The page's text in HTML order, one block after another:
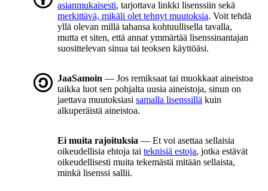
asianmukaisesti, tarjottava linkki lisenssiin sekä
merkittävä, mikäli olet tehnyt muutoksia. Voit tehdä
yllä olevan millä tahansa kohtuullisella tavalla,
mutta et siten, että annat ymmärtää lisenssinantajan
suosittelevan sinua tai teoksen käyttöäsi.
JaaSamoin — Jos remiksaat tai muokkaat aineistoa
taikka luot sen pohjalta uusia aineistoja, sinun on
jaettava muutoksiasi samalla lisenssillä kuin
alkuperäistä aineistoa.
Ei muita rajoituksia — Et voi asettaa sellaisia
oikeudellisia ehtoja tai teknisiä estoja, jotka estävät
oikeudellisesti muita tekemästä mitään sellaista,
minkä lisenssi sallii.